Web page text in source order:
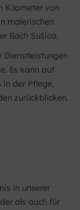
Kilometer von
malerischen
Bach Sušica.
Dienstleistungen
Es kann auf
der Pflege,
zurückblicken.
in unserer
als auch für